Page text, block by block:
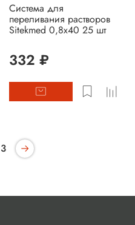
Система для
переливания растворов
Sitekmed 0,8х40 25 шт
332 ₽
3